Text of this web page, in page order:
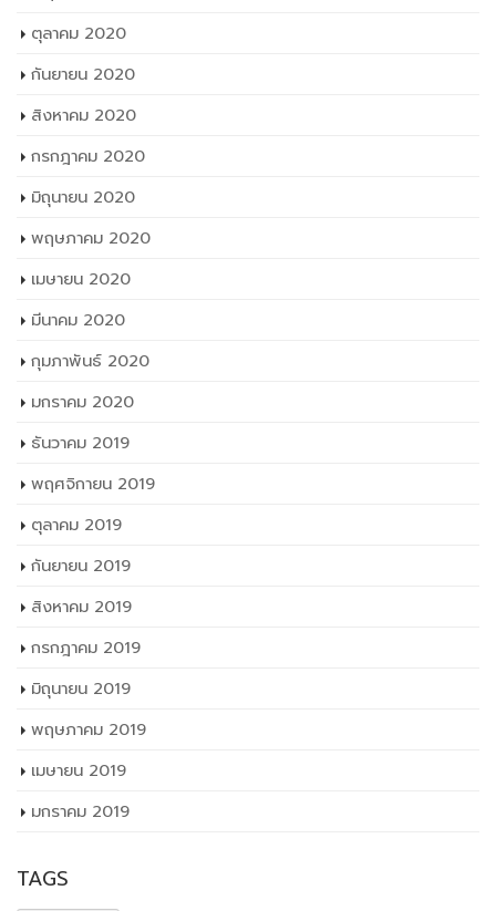
ตุลาคม 2020
กันยายน 2020
สิงหาคม 2020
กรกฎาคม 2020
มิถุนายน 2020
พฤษภาคม 2020
เมษายน 2020
มีนาคม 2020
กุมภาพันธ์ 2020
มกราคม 2020
ธันวาคม 2019
พฤศจิกายน 2019
ตุลาคม 2019
กันยายน 2019
สิงหาคม 2019
กรกฎาคม 2019
มิถุนายน 2019
พฤษภาคม 2019
เมษายน 2019
มกราคม 2019
TAGS